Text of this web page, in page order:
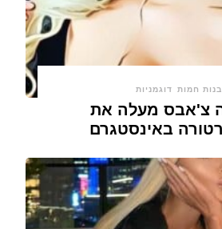
בנות חמות דוגמניות
צ'אבס מעלה את
באינסטגרם